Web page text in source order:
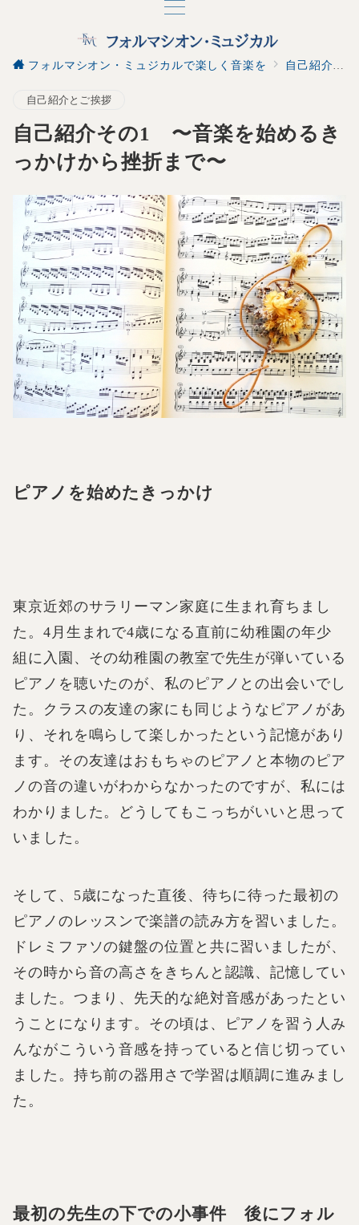
フォルマシオン・ミュジカルで楽しく音楽を 自己紹介とご挨拶
自己紹介とご挨拶
自己紹介その1 〜音楽を始めるき
っかけから挫折まで〜
ピアノを始めたきっかけ
東京近郊のサラリーマン家庭に生まれ育ちまし
た。4月生まれで4歳になる直前に幼稚園の年少
組に入園、その幼稚園の教室で先生が弾いている
ピアノを聴いたのが、私のピアノとの出会いでし
た。クラスの友達の家にも同じようなピアノがあ
り、それを鳴らして楽しかったという記憶があり
ます。その友達はおもちゃのピアノと本物のピア
ノの音の違いがわからなかったのですが、私には
わかりました。どうしてもこっちがいいと思って
いました。
そして、5歳になった直後、待ちに待った最初の
ピアノのレッスンで楽譜の読み方を習いました。
ドレミファソの鍵盤の位置と共に習いましたが、
その時から音の高さをきちんと認識、記憶してい
ました。つまり、先天的な絶対音感があったとい
うことになります。その頃は、ピアノを習う人み
んながこういう音感を持っていると信じ切ってい
ました。持ち前の器用さで学習は順調に進みまし
た。
最初の先生の下での小事件 後にフォル